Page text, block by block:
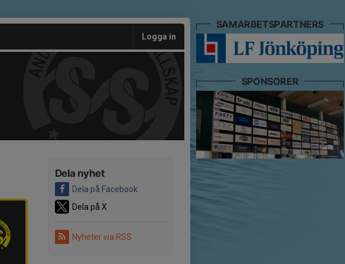
Logga in
Dela nyhet
Dela på Facebook
Dela på X
Nyheter via RSS
SAMARBETSPARTNERS
SPONSORER